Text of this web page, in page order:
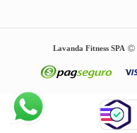
Lavanda Fitness SPA